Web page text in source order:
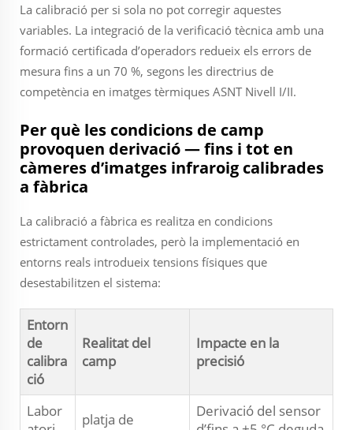
La calibració per si sola no pot corregir aquestes
variables. La integració de la verificació tècnica amb una
formació certificada d’operadors redueix els errors de
mesura fins a un 70 %, segons les directrius de
competència en imatges tèrmiques ASNT Nivell I/II.
Per què les condicions de camp
provoquen derivació — fins i tot en
càmeres d’imatges infraroig calibrades
a fàbrica
La calibració a fàbrica es realitza en condicions
estrictament controlades, però la implementació en
entorns reals introdueix tensions físiques que
desestabilitzen el sistema:
Entorn
de
calibra
ció
Realitat del
camp
Impacte en la
precisió
Labor
platja de
Derivació del sensor